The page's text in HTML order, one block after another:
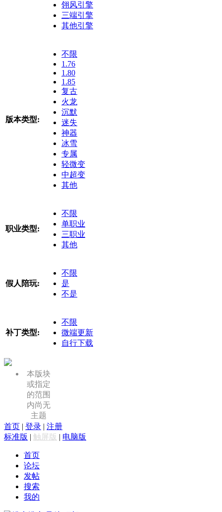
翎风引擎
三端引擎
其他引擎
版本类型:
不限
1.76
1.80
1.85
复古
火龙
沉默
迷失
神器
冰雪
专属
轻微变
中超变
其他
职业类型:
不限
单职业
三职业
其他
假人陪玩:
不限
是
不是
补丁类型:
不限
微端更新
自行下载
本版块
或指定
的范围
内尚无
主题
首页 | 登录 | 注册
标准版 | 触屏版 | 电脑版
首页
论坛
发帖
搜索
我的